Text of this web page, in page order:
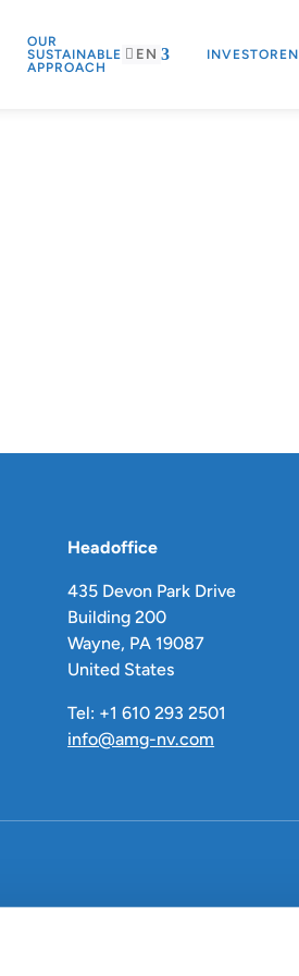
OUR
SUSTAINABLE
APPROACH
EN INVESTOREN
Headoffice
435 Devon Park Drive
Building 200
Wayne, PA 19087
United States
Tel: +1 610 293 2501
info@amg-nv.com